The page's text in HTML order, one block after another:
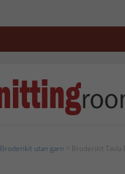
Broderikit utan garn > Broderikit Tavla